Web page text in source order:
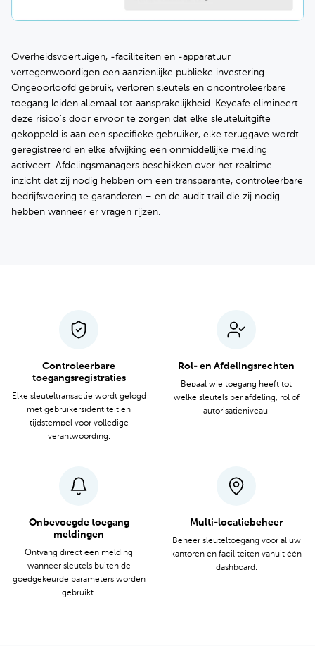
Overheidsvoertuigen, -faciliteiten en -apparatuur
vertegenwoordigen een aanzienlijke publieke investering.
Ongeoorloofd gebruik, verloren sleutels en oncontroleerbare
toegang leiden allemaal tot aansprakelijkheid. Keycafe elimineert
deze risico's door ervoor te zorgen dat elke sleuteluitgifte
gekoppeld is aan een specifieke gebruiker, elke teruggave wordt
geregistreerd en elke afwijking een onmiddellijke melding
activeert. Afdelingsmanagers beschikken over het realtime
inzicht dat zij nodig hebben om een transparante, controleerbare
bedrijfsvoering te garanderen – en de audit trail die zij nodig
hebben wanneer er vragen rijzen.
Controleerbare
toegangsregistraties
Elke sleuteltransactie wordt gelogd
met gebruikersidentiteit en
tijdstempel voor volledige
verantwoording.
Rol- en Afdelingsrechten
Bepaal wie toegang heeft tot
welke sleutels per afdeling, rol of
autorisatieniveau.
Onbevoegde toegang
meldingen
Ontvang direct een melding
wanneer sleutels buiten de
goedgekeurde parameters worden
gebruikt.
Multi-locatiebeheer
Beheer sleuteltoegang voor al uw
kantoren en faciliteiten vanuit één
dashboard.